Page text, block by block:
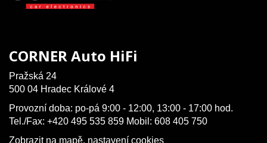
CORNER Auto HiFi
Pražská 24
500 04 Hradec Králové 4
Provozní doba: po-pá 9:00 - 12:00, 13:00 - 17:00 hod.
Tel./Fax: +420 495 535 859 Mobil: 608 405 750
Zobrazit na mapě, nastavení cookies